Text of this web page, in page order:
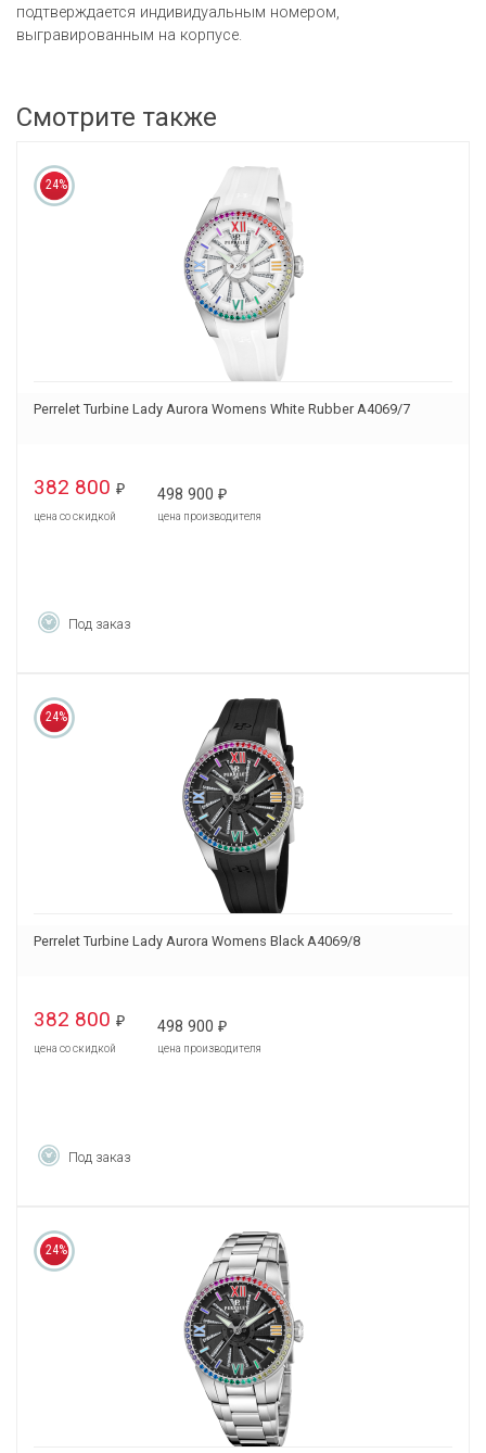
подтверждается индивидуальным номером,
выгравированным на корпусе.
Смотрите также
24%
Perrelet Turbine Lady Aurora Womens White Rubber A4069/7
382 800 ₽
цена со скидкой
498 900 ₽
цена производителя
Под заказ
24%
Perrelet Turbine Lady Aurora Womens Black A4069/8
382 800 ₽
цена со скидкой
498 900 ₽
цена производителя
Под заказ
24%